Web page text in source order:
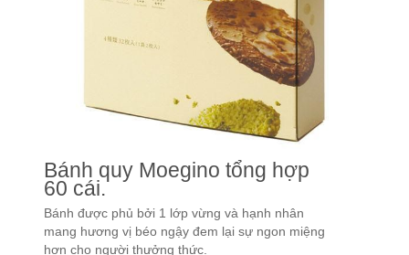
Bánh quy Moegino tổng hợp
60 cái.
Bánh được phủ bởi 1 lớp vừng và hạnh nhân
mang hương vị béo ngậy đem lại sự ngon miệng
hơn cho người thưởng thức.